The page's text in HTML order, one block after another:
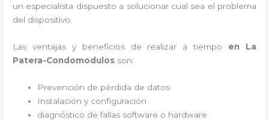
un especialista dispuesto a solucionar cual sea el problema
del dispositivo.
Las ventajas y beneficios de realizar a tiempo en La
Patera-Condomodulos son:
Prevención de pérdida de datos
Instalación y configuración
diagnóstico de fallas software o hardware